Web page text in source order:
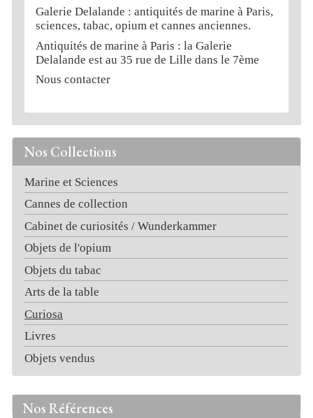
Nos Collections
Marine et Sciences
Cannes de collection
Cabinet de curiosités / Wunderkammer
Objets de l'opium
Objets du tabac
Arts de la table
Curiosa
Livres
Objets vendus
Nos Références
Galerie Delalande : antiquités de marine à Paris,
sciences, tabac, opium et cannes anciennes.
Antiquités de marine à Paris : la Galerie
Delalande est au 35 rue de Lille dans le 7ème
Nous contacter